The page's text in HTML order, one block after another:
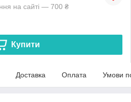
на сайті — 700 ₴
Купити
Доставка Оплата Умови